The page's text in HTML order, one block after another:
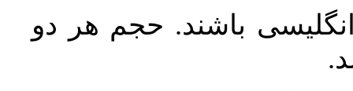
باشند. حجم هر دو